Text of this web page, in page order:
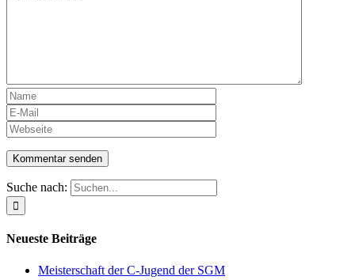
Suche nach:
Neueste Beiträge
Meisterschaft der C-Jugend der SGM